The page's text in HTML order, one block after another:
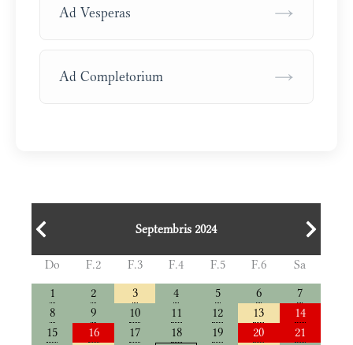
Ad Vesperas →
Ad Completorium →
Septembris 2024
Do F.2 F.3 F.4 F.5 F.6
Sa
1
2 3 4 5 6
7
8
9 10 11 12 13
14
15
16 17 18 19 20
21